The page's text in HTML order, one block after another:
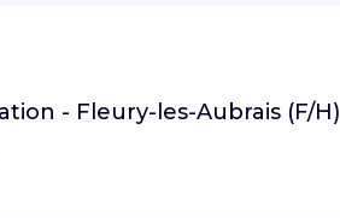
- Fleury-les-Aubrais (F/H)